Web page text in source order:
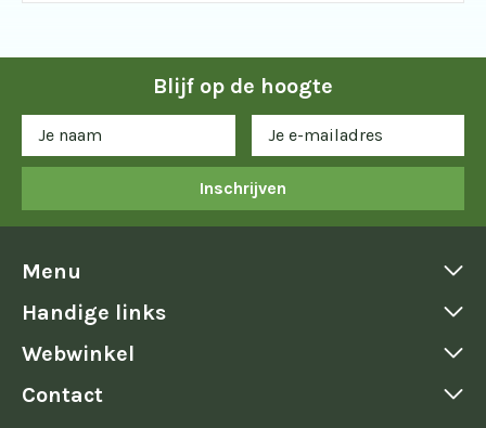
Blijf op de hoogte
Inschrijven
Menu
Handige links
Webwinkel
Contact